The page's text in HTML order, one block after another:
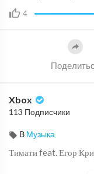
4
Xbox
113 Подписчики
В Музыка
Тимати feat. Егор